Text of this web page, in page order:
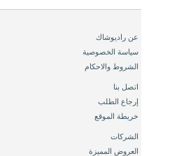
عن راديوشاك
سياسة الخصوصية
الشروط والاحكام
اتصل بنا
إرجاع الطلب
خريطة الموقع
الشركات
العروض المميزة